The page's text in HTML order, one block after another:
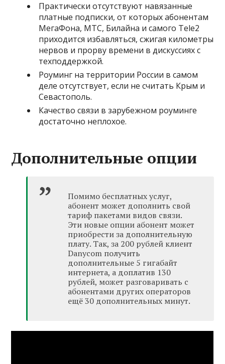
Практически отсутствуют навязанные
платные подписки, от которых абонентам
МегаФона, МТС, Билайна и самого Tele2
приходится избавляться, сжигая километры
нервов и прорву времени в дискуссиях с
техподдержкой.
Роуминг на территории России в самом
деле отсутствует, если не считать Крым и
Севастополь.
Качество связи в зарубежном роуминге
достаточно неплохое.
Дополнительные опции
Помимо бесплатных услуг,
абонент может дополнить свой
тариф пакетами видов связи.
Эти новые опции абонент может
приобрести за дополнительную
плату. Так, за 200 рублей клиент
Danycom получить
дополнительные 5 гигабайт
интернета, а доплатив 130
рублей, может разговаривать с
абонентами других операторов
ещё 30 дополнительных минут.